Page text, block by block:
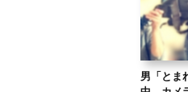
男「とま